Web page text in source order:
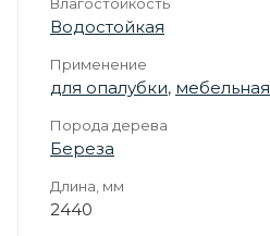
Водостойкая
Применение
для опалубки, мебельная
Порода дерева
Береза
Длина, мм
2440